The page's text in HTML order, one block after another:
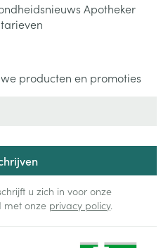
Apotheker
producten en promoties
u zich in voor onze
met onze privacy policy.